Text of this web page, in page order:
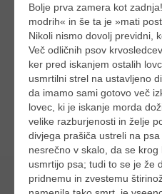
Bolje prva zamera kot
modrih« in še ta je »mati
Nikoli nismo dovolj previdni,
Več odličnih psov
ker pred iskanjem ostalih
usmrtilni strel na ustavljeno
da imamo sami gotovo več
lovec, ki je iskanje morda
velike razburjenosti in želje
divjega prašiča ustreli na
nesrečno v skalo, da se
usmrtijo psa; tudi to se je že
pridnemu in zvestemu